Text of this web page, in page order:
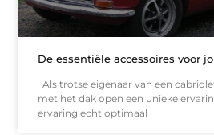
De essentiële accessoires voor
Als trotse eigenaar van een
met het dak open een unieke
ervaring echt optimaal